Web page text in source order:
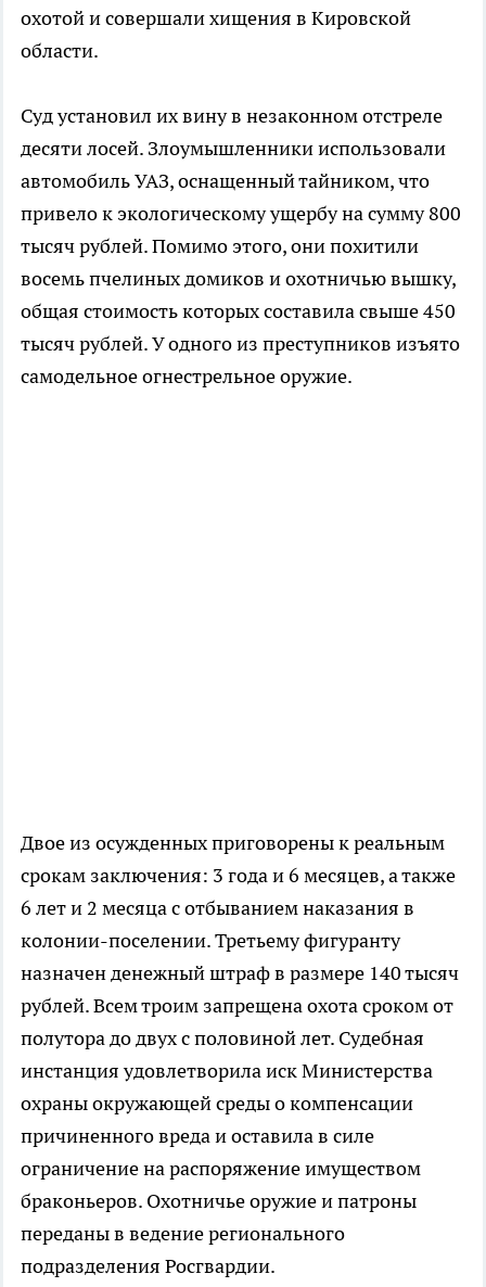
охотой и совершали хищения в Кировской
области.
Суд установил их вину в незаконном отстреле
десяти лосей. Злоумышленники использовали
автомобиль УАЗ, оснащенный тайником, что
привело к экологическому ущербу на сумму 800
тысяч рублей. Помимо этого, они похитили
восемь пчелиных домиков и охотничью вышку,
общая стоимость которых составила свыше 450
тысяч рублей. У одного из преступников изъято
самодельное огнестрельное оружие.
Двое из осужденных приговорены к реальным
срокам заключения: 3 года и 6 месяцев, а также
6 лет и 2 месяца с отбыванием наказания в
колонии-поселении. Третьему фигуранту
назначен денежный штраф в размере 140 тысяч
рублей. Всем троим запрещена охота сроком от
полутора до двух с половиной лет. Судебная
инстанция удовлетворила иск Министерства
охраны окружающей среды о компенсации
причиненного вреда и оставила в силе
ограничение на распоряжение имуществом
браконьеров. Охотничье оружие и патроны
переданы в ведение регионального
подразделения Росгвардии.